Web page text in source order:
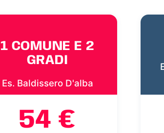
1 COMUNE E 2
GRADI
Es. Baldissero D'alba
54 €